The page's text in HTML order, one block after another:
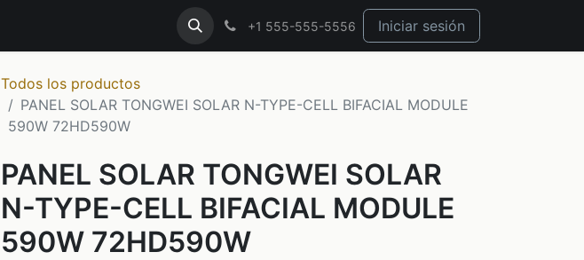
+1 555-555-5556 Iniciar sesión
Todos los productos
PANEL SOLAR TONGWEI SOLAR N-TYPE-CELL BIFACIAL MODULE
590W 72HD590W
PANEL SOLAR TONGWEI SOLAR
N-TYPE-CELL BIFACIAL MODULE
590W 72HD590W